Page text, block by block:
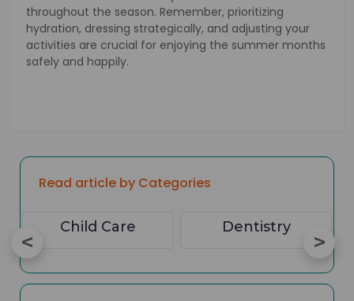
throughout the season. Remember, prioritizing
hydration, dressing strategically, and adjusting your
activities are crucial for enjoying the summer months
safely and happily.
Read article by Categories
Child Care Dentistry